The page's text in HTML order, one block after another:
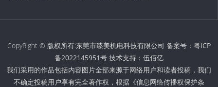
CopyRight © 版权所有:东莞市臻美机电科技有限公司 备案号： 粤ICP
备2022145951号 技术支持： 伍佰亿
我们采用的作品包括内容图片全部来源于网络用户和读者投稿，我们
不确定投稿用户享有完全著作权，根据《信息网络传播权保护条